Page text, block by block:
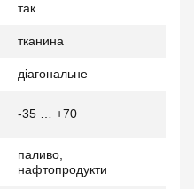
так
тканина
діагональне
-35 … +70
паливо,
нафтопродукти